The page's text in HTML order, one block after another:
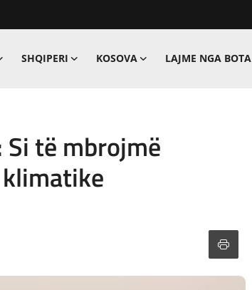
SHQIPERI KOSOVA LAJME NGA BOTA
të mbrojmë